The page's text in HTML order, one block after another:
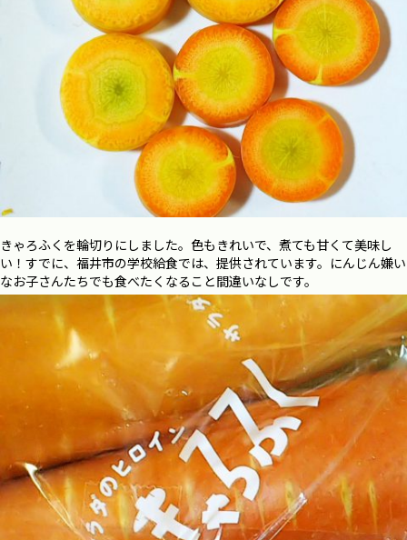
きゃろふくを輪切りにしました。色もきれいで、煮ても甘くて美味し
い！すでに、福井市の学校給食では、提供されています。にんじん嫌い
なお子さんたちでも食べたくなること間違いなしです。